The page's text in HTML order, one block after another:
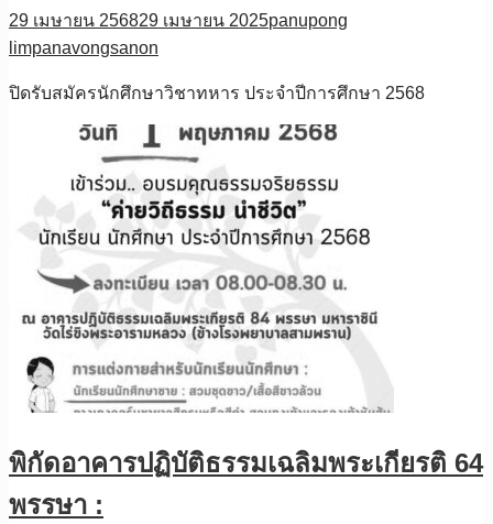
29 เมษายน 256829 เมษายน 2025panupong
limpanavongsanon
ปิดรับสมัครนักศึกษาวิชาทหาร ประจำปีการศึกษา 2568
พิกัดอาคารปฏิบัติธรรมเฉลิมพระเกียรติ 64
พรรษา :